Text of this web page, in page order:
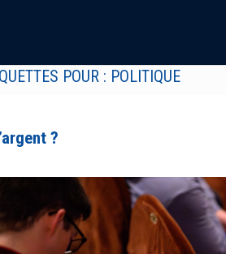
POUR : POLITIQUE
?